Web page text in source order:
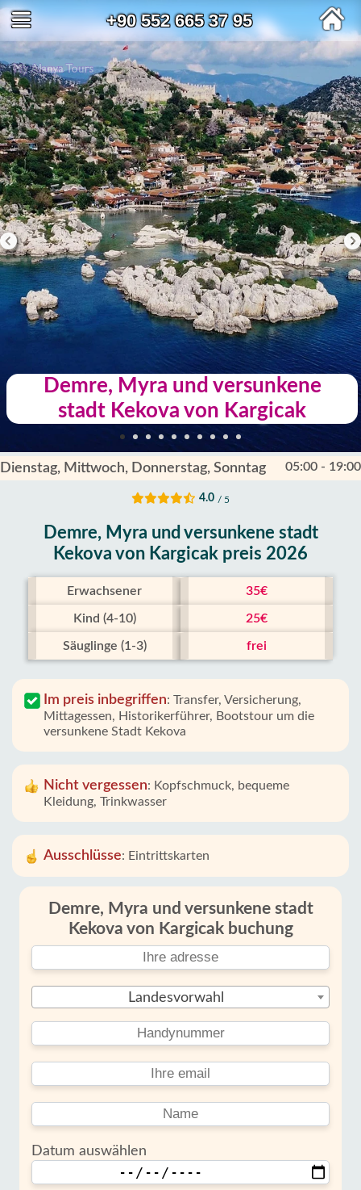
+90 552 665 37 95
Demre, Myra und versunkene
stadt Kekova von Kargicak
Dienstag, Mittwoch, Donnerstag, Sonntag 05:00 - 19:00
4.0 / 5
Demre, Myra und versunkene stadt
Kekova von Kargicak preis 2026
Erwachsener 35€
Kind (4-10) 25€
Säuglinge (1-3) frei
Im preis inbegriffen: Transfer, Versicherung,
Mittagessen, Historikerführer, Bootstour um die
versunkene Stadt Kekova
Nicht vergessen: Kopfschmuck, bequeme
Kleidung, Trinkwasser
Ausschlüsse: Eintrittskarten
Demre, Myra und versunkene stadt
Kekova von Kargicak buchung
Landesvorwahl
Datum auswählen